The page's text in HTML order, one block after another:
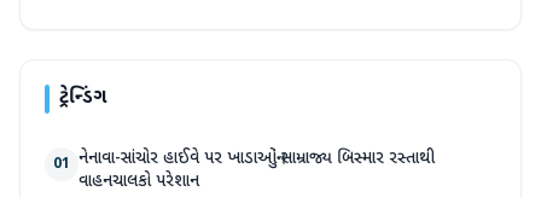
ટ્રેન્ડિંગ
01 નેનાવા-સાંચોર હાઈવે પર ખાડાઓનું સામ્રાજ્ય બિસ્માર રસ્તાથી
વાહનચાલકો પરેશાન